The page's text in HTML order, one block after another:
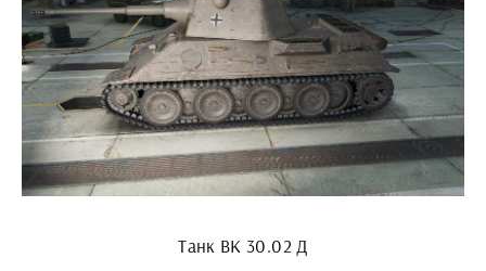
Танк ВК 30.02 Д